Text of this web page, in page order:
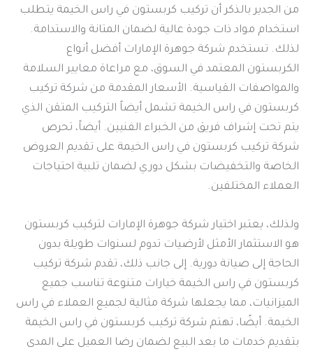
من الجدير بالذكر أن تركيب كربستون في راس الخيمة يتطلب
استخدام مواد ذات جودة عالية لضمان المتانة والاستدامة.
لذلك. تستخدم شركة جوهرة الإمارات أفضل أنواع
الكربستون المعتمد في السوق، مع مراعاة معايير السلامة
والمواصفات القياسية. الأسعار المقدمة من شركة تركيب
كربستون في راس الخيمة تشمل أيضاً التركيب المتقن الذي
يتم تحت إشراف فريق من الخبراء الفنيين. أيضاً، تحرص
شركة تركيب كربستون في راس الخيمة على تقديم العروض
الخاصة والتخفيضات بشكل دوري لضمان تلبية احتياجات
العملاء المختلفين.
ولذلك، يعتبر اختيار شركة جوهرة الإمارات لتركيب كربستون
هو الاستثمار الأمثل لأرضيات تدوم لسنوات طويلة بدون
الحاجة إلى صيانة دورية. إلى جانب ذلك، تقدم شركة تركيب
كربستون في راس الخيمة خيارات متنوعة تناسب جميع
الميزانيات، مما يجعلها شركة مثالية لجميع العملاء في راس
الخيمة. أيضًا، تهتم شركة تركيب كربستون في راس الخيمة
بتقديم خدمات ما بعد البيع لضمان رضا العميل على المدى